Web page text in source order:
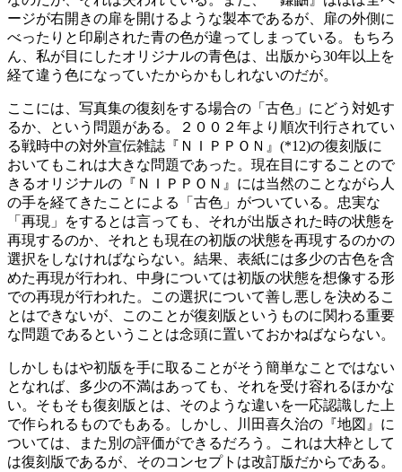
ージが右開きの扉を開けるような製本であるが、扉の外側に
べったりと印刷された青の色が違ってしまっている。もちろ
ん、私が目にしたオリジナルの青色は、出版から30年以上を
経て違う色になっていたからかもしれないのだが。
ここには、写真集の復刻をする場合の「古色」にどう対処す
るか、という問題がある。２００２年より順次刊行されてい
る戦時中の対外宣伝雑誌『ＮＩＰＰＯＮ』(*12)の復刻版に
おいてもこれは大きな問題であった。現在目にすることので
きるオリジナルの『ＮＩＰＰＯＮ』には当然のことながら人
の手を経てきたことによる「古色」がついている。忠実な
「再現」をするとは言っても、それが出版された時の状態を
再現するのか、それとも現在の初版の状態を再現するのかの
選択をしなければならない。結果、表紙には多少の古色を含
めた再現が行われ、中身については初版の状態を想像する形
での再現が行われた。この選択について善し悪しを決めるこ
とはできないが、このことが復刻版というものに関わる重要
な問題であるということは念頭に置いておかねばならない。
しかしもはや初版を手に取ることがそう簡単なことではない
となれば、多少の不満はあっても、それを受け容れるほかな
い。そもそも復刻版とは、そのような違いを一応認識した上
で作られるものでもある。しかし、川田喜久治の『地図』に
ついては、また別の評価ができるだろう。これは大枠として
は復刻版であるが、そのコンセプトは改訂版だからである。